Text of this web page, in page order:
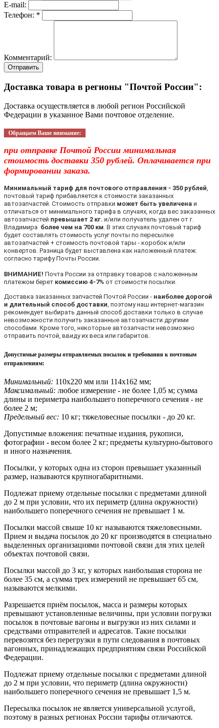
E-mail:
Телефон: *
Комментарий:
Отправить
Доставка товара в регионы "Почтой России":
Доставка осуществляется в любой регион Российской
Федерации в указанное Вами почтовое отделение.
Обращаем Ваше внимание:
при отправке Почтой России минимальная
стоимость доставки 350 рублей. Оплачивается при
формировании заказа.
Минимальный тариф для почтового отправления - 350 рублей
почтовый тариф прибавляется к стоимости заказанных
автозапчастей. Стоимость отправки может быть увеличена и
отличаться от минимального тарифа в случаях, когда вес заказанных
автозапчастей превышает 2 кг. и/или получатель удален от г.
Владимира более чем на 700 км . В этих случаях почтовый тариф
будет составлять стоимость услуг почты по пересылке
автозапчастей + стоимость почтовой тары - коробок и/или
конвертов. Разница будет выставлена как наложенный платеж.
согласно тарифу Почты России.
ВНИМАНИЕ! Почта России за отправку товаров с наложенным
платежом берет комиссию 4-7% от стоимости посылки.
Доставка заказанных запчастей Почтой России - наиболее дорогой
и длительный способ доставки , поэтому наш интернет-магазин
рекомендует выбирать данный способ доставки только в случае
невозможности получить заказанные автозапчасти другими
способами. Кроме того, некоторые автозапчасти невозможно
отправить почтой, ввиду их веса или габаритов.
Допустимые размеры отправляемых посылок и требования к почтовым
отправлениям:
Минимальный: 110х220 мм или 114х162 мм;
Максимальный: любое измерение - не более 1,05 м; сумма
длины и периметра наибольшего поперечного сечения - не
более 2 м;
Предельный вес: 10 кг; тяжеловесные посылки - до 20 кг.
Допустимые вложения: печатные издания, рукописи,
фотографии - весом более 2 кг; предметы культурно-бытового
и иного назначения.
Посылки, у которых одна из сторон превышает указанный
размер, называются крупногабаритными.
Подлежат приему отдельные посылки с предметами длиной
до 2 м при условии, что их периметр (длина окружности)
наибольшего поперечного сечения не превышает 1 м.
Посылки массой свыше 10 кг называются тяжеловесными.
Прием и выдача посылок до 20 кг производятся в специально
выделенных организациями почтовой связи для этих целей
объектах почтовой связи.
Посылки массой до 3 кг, у которых наибольшая сторона не
более 35 см, а сумма трех измерений не превышает 65 см,
называются мелкими.
Разрешается приём посылок, масса и размеры которых
превышают установленные величины, при условии погрузки
посылок в почтовые вагоны и выгрузки из них силами и
средствами отправителей и адресатов. Такие посылки
перевозятся без перегрузки в пути следования в почтовых
вагонных, принадлежащих предприятиям связи Российской
Федерации.
Подлежат приему отдельные посылки с предметами длиной
до 2 м при условии, что периметр (длина окружности)
наибольшего поперечного сечения не превышает 1,5 м.
Пересылка посылок не является универсальной услугой,
поэтому в разных регионах России тарифы отличаются.